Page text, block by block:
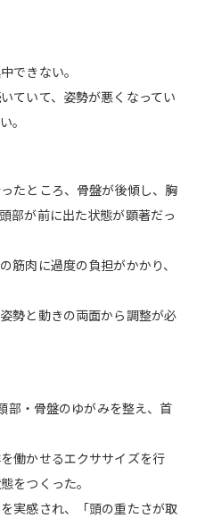
できない。
ていて、姿勢が悪くなってい
。
たところ、骨盤が後傾し、胸
部が前に出た状態が顕著だっ
筋肉に過度の負担がかかり、
勢と動きの両面から調整が必
部・骨盤のゆがみを整え、首
働かせるエクササイズを行
をつくった。
実感され、「頭の重たさが取